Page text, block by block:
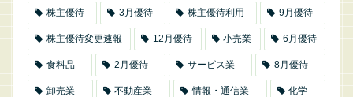
株主優待 3月優待 株主優待利用 9月優待
株主優待変更速報 12月優待 小売業 6月優待
食料品 2月優待 サービス業 8月優待
卸売業 不動産業 情報・通信業 化学